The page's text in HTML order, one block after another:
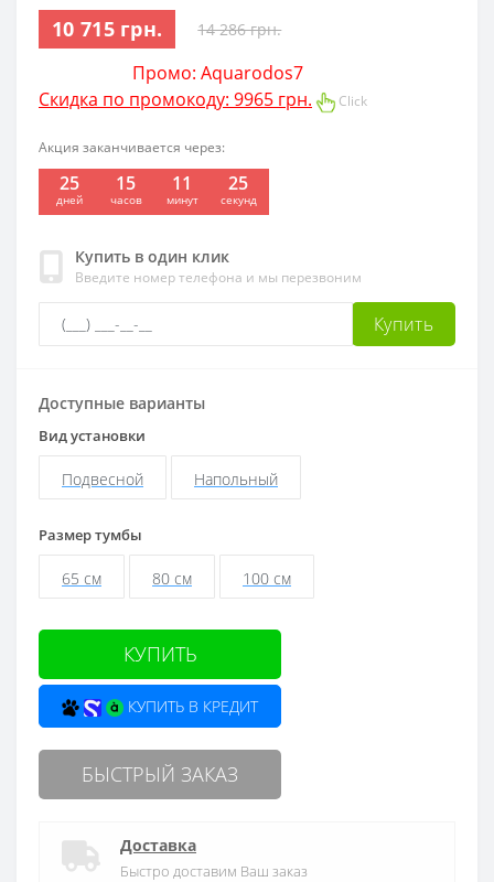
10 715 грн. 14 286 грн.
Промо: Aquarodos7
Скидка по промокоду: 9965 грн.
Click
Акция заканчивается через:
25
дней
15
часов
11
минут
24
секунд
Купить в один клик
Введите номер телефона и мы перезвоним
Купить
Доступные варианты
Вид установки
Подвесной Напольный
Размер тумбы
65 см 80 см 100 см
КУПИТЬ
КУПИТЬ В КРЕДИТ
БЫСТРЫЙ ЗАКАЗ
Доставка
Быстро доставим Ваш заказ